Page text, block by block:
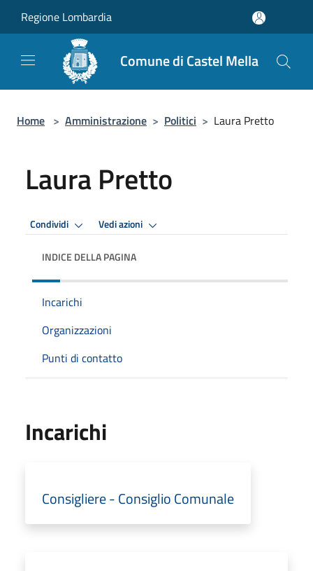
Regione Lombardia
Comune di Castel Mella
Home > Amministrazione > Politici > Laura Pretto
Laura Pretto
Condividi Vedi azioni
INDICE DELLA PAGINA
Incarichi
Organizzazioni
Punti di contatto
Incarichi
Consigliere - Consiglio Comunale